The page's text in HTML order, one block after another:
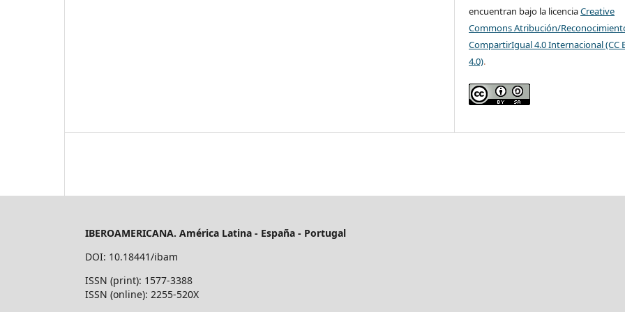
encuentran bajo la licenciaCreative
Commons Atribución/
CompartirIgual 4.0 Internacional (CC
4.0).
IBEROAMERICANA. América Latina - España - Portugal
DOI: 10.18441/ibam
ISSN (print): 1577-3388
ISSN (online): 2255-520X